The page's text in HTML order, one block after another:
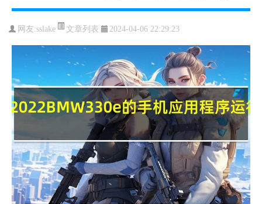
网友:sslake 文章列表 2024-04-06 22:29:23